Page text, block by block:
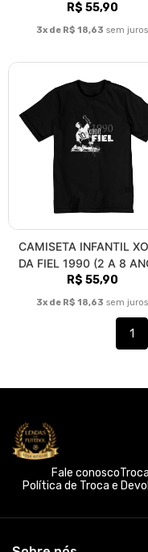
R$ 55,90
3x de R$ 18,63 sem juros
CAMISETA INFANTIL
DA FIEL 1990 (2 A 8
R$ 55,90
3x de R$ 18,63 sem juros
1
Fale conosco
Política de Troca e